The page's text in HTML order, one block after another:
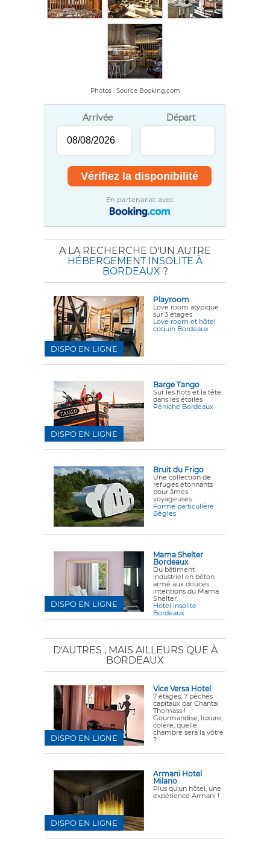
Photos : Source Booking.com
Arrivée Départ
En partenariat avec
A LA RECHERCHE D'UN AUTRE
HÉBERGEMENT INSOLITE À
BORDEAUX ?
Playroom
Love room atypique
sur 3 étages
Love room et hôtel
coquin Bordeaux
DISPO EN LIGNE
Barge Tango
Sur les flots et la tête
dans les étoiles
Péniche Bordeaux
DISPO EN LIGNE
Bruit du Frigo
Une collection de
refuges étonnants
pour âmes
voyageuses.
Forme particulière
Bègles
Mama Shelter
Bordeaux
Du bâtiment
industriel en béton
armé aux douces
intentions du Mama
Shelter
Hotel insolite
Bordeaux
DISPO EN LIGNE
D'AUTRES , MAIS AILLEURS QUE À
BORDEAUX
Vice Versa Hotel
7 étages, 7 pêchés
capitaux par Chantal
Thomass !
Gourmandise, luxure,
colère, quelle
chambre sera la vôtre
?
DISPO EN LIGNE
Armani Hotel
Milano
Plus qu'un hôtel, une
expérience Armani !
DISPO EN LIGNE